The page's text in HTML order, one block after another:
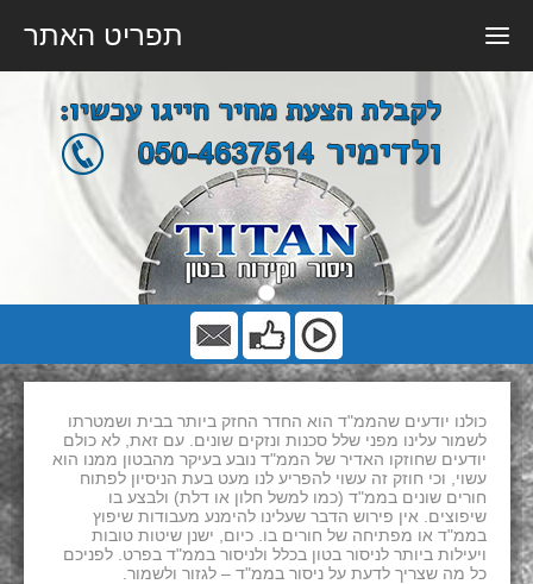
כולנו יודעים שהממ"ד הוא החדר החזק ביותר בבית ושמטרתו
לשמור עלינו מפני שלל סכנות ונזקים שונים. עם זאת, לא כולם
יודעים שחוזקו האדיר של הממ"ד נובע בעיקר מהבטון ממנו הוא
עשוי, וכי חוזק זה עשוי להפריע לנו מעט בעת הניסיון לפתוח
חורים שונים בממ"ד (כמו למשל חלון או דלת) ולבצע בו
שיפוצים. אין פירוש הדבר שעלינו להימנע מעבודות שיפוץ
בממ"ד או מפתיחה של חורים בו. כיום, ישנן שיטות טובות
ויעילות ביותר לניסור בטון בכלל ולניסור בממ"ד בפרט. לפניכם
כל מה שצריך לדעת על ניסור בממ"ד – לגזור ולשמור.
תפריט האתר